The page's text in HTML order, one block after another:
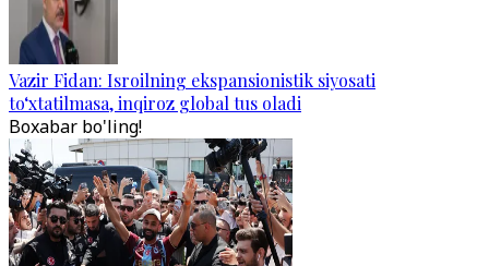
Vazir Fidan: Isroilning ekspansionistik siyosati
to‘xtatilmasa, inqiroz global tus oladi
Boxabar bo'ling!